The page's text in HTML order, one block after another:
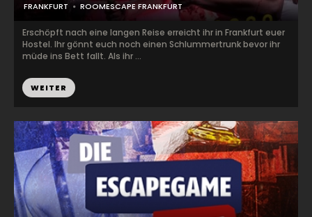
FRANKFURT ROOMESCAPE FRANKFURT
Erschöpft nach eine langen Reise erreicht ihr in Frankfurt euer
Hostel. Ihr gönnt euch noch einen Schlummertrunk bevor ihr
müde ins Bett fallt. Als ihr ...
WEITER